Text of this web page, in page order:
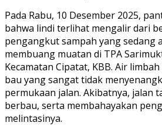
Pada Rabu, 10 Desember 2025,
bahwa lindi terlihat mengalir dari
pengangkut sampah yang sedang
membuang muatan di TPA
Kecamatan Cipatat, KBB. Air
bau yang sangat tidak
permukaan jalan. Akibatnya, jalan
berbau, serta membahayakan
melintasinya.